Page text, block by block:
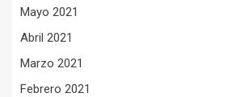
Mayo 2021
Abril 2021
Marzo 2021
Febrero 2021